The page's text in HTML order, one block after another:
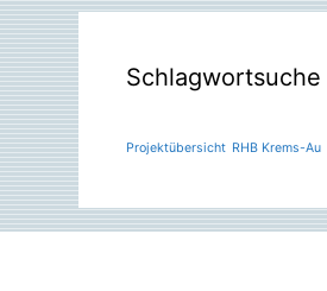
Schlagwortsuche
Projektübersicht RHB Krems-Au